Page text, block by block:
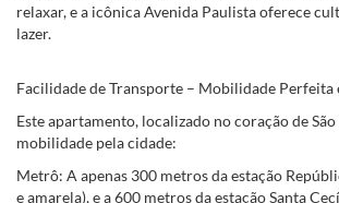
relaxar, e a icônica Avenida Paulista oferece
lazer.
Facilidade de Transporte – Mobilidade Perfeita
Este apartamento, localizado no coração de
mobilidade pela cidade:
Metrô: A apenas 300 metros da estação
e amarela), e a 600 metros da estação Santa